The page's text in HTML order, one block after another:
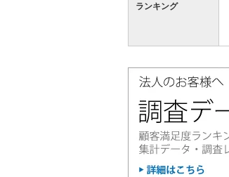
ランキング